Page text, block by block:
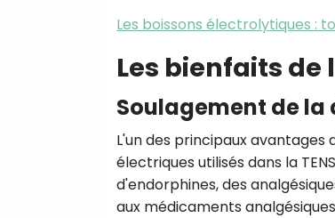
Les boissons électrolytiques :
Les bienfaits
Soulagement de la
L'un des principaux
électriques utilisés dans la
d'endorphines, des
aux médicaments